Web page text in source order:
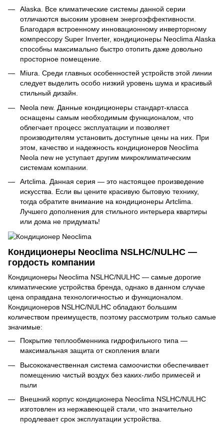
Alaska. Все климатические системы данной серии
отличаются высоким уровнем энергоэффективности.
Благодаря встроенному инновационному инверторному
компрессору Super Inverter, кондиционеры Neoclima Alaska
способны максимально быстро отопить даже довольно
просторное помещение.
Miura. Среди главных особенностей устройств этой линии
следует выделить особо низкий уровень шума и красивый
стильный дизайн.
Neola new. Данные кондиционеры стандарт-класса
оснащены самым необходимым функционалом, что
облегчает процесс эксплуатации и позволяет
производителям установить доступные цены на них. При
этом, качество и надежность кондиционеров Neoclima
Neola new не уступает другим микроклиматическим
системам компании.
Artclima. Данная серия — это настоящее произведение
искусства. Если вы цените красивую бытовую технику,
тогда обратите внимание на кондиционеры Artclima.
Лучшего дополнения для стильного интерьера квартиры
или дома не придумать!
Кондиционеры Neoclima NSLHC/NULHC —
гордость компании
Кондиционеры Neoclima NSLHC/NULHC — самые дорогие
климатические устройства бренда, однако в данном случае
цена оправдана технологичностью и функционалом.
Кондиционеров NSLHC/NULHC обладают большим
количеством преимуществ, поэтому рассмотрим только самые
значимые:
Покрытие теплообменника гидрофильного типа —
максимальная защита от скопления влаги
Высококачественная система самоочистки обеспечивает
помещению чистый воздух без каких-либо примесей и
пыли
Внешний корпус кондиционера Neoclima NSLHC/NULHC
изготовлен из нержавеющей стали, что значительно
продлевает срок эксплуатации устройства.